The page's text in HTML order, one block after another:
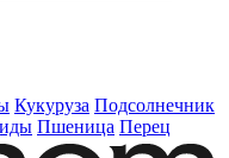
Кукуруза Подсолнечник
Пшеница Перец